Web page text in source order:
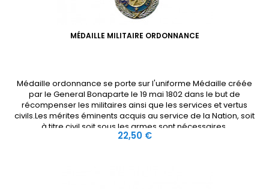
MÉDAILLE MILITAIRE ORDONNANCE
Médaille ordonnance se porte sur l'uniforme Médaille créée
par le General Bonaparte le 19 mai 1802 dans le but de
récompenser les militaires ainsi que les services et vertus
civils.Les mérites éminents acquis au service de la Nation, soit
à titre civil soit sous les armes sont nécessaires.
Prix
22,50 €